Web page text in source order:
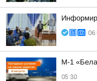
М-1
05:30